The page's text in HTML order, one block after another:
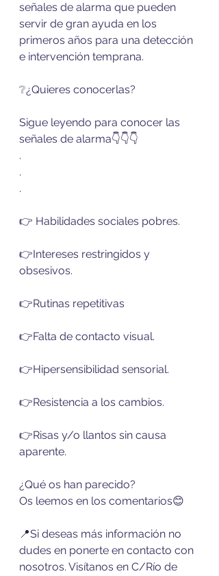
señales de alarma que pueden
servir de gran ayuda en los
primeros años para una detección
e intervención temprana.
❔¿Quieres conocerlas?
Sigue leyendo para conocer las
señales de alarma👇👇👇
.
.
.
👉 Habilidades sociales pobres.
👉Intereses restringidos y
obsesivos.
👉Rutinas repetitivas
👉Falta de contacto visual.
👉Hipersensibilidad sensorial.
👉Resistencia a los cambios.
👉Risas y/o llantos sin causa
aparente.
¿Qué os han parecido?
Os leemos en los comentarios😊
📍Si deseas más información no
dudes en ponerte en contacto con
nosotros. Visítanos en C/Río de